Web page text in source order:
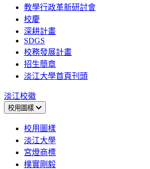
教學行政革新研討會
校慶
深耕計畫
SDGS
校務發展計畫
招生簡章
淡江大學首頁刊頭
淡江校徽
校用圖樣
校用圖樣
淡江大學
宮燈商標
樸實剛毅